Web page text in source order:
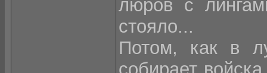
люров с
стояло...
Потом, как в